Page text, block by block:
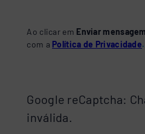
Ao clicar em Enviar mensagem
com a Política de Privacidade.
Google reCaptcha:
inválida.